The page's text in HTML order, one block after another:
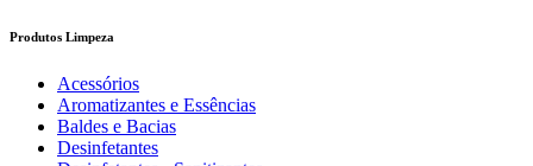
Produtos Limpeza
Acessórios
Aromatizantes e Essências
Baldes e Bacias
Desinfetantes